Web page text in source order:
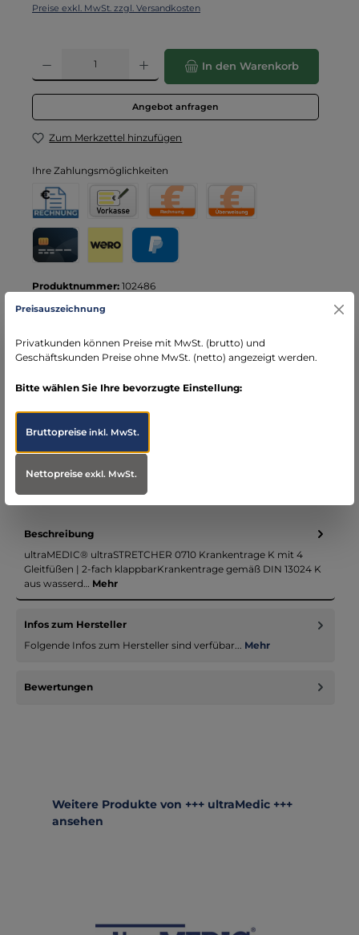
Preise exkl. MwSt. zzgl. Versandkosten
Produkt Anzahl: Gib den gewünschten Wert ein oder benutze die
In den Warenkorb
Angebot anfragen
Zum Merkzettel hinzufügen
Ihre Zahlungsmöglichkeiten
Rechnung
Rechnung für Behörden
Vorkasse
Produktnummer: 102486
Ihre Vorteile bei MBS
DE)
Bereich Notfallmedizin
Beschreibung
ultraMEDIC® ultraSTRETCHER 0710 Krankentrage K mit 4
Gleitfüßen | 2-fach klappbarKrankentrage gemäß DIN 13024 K
aus wasserd… Mehr
Infos zum Hersteller
Folgende Infos zum Hersteller sind verfübar... Mehr
Bewertungen
Produktgalerie überspringen
Weitere Produkte von +++ ultraMedic +++
ansehen
Preisauszeichnung
Privatkunden können Preise mit MwSt. (brutto) und
Geschäftskunden Preise ohne MwSt. (netto) angezeigt werden.
Bitte wählen Sie Ihre bevorzugte Einstellung:
Bruttopreiseinkl. MwSt.
Nettopreiseexkl. MwSt.